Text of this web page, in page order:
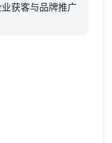
获客与品牌推广